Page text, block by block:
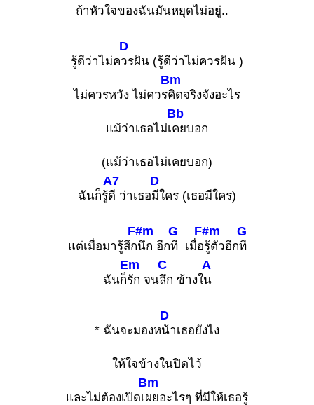
ถ้าหัวใจของฉันมันหยุดไม่อยู่..
รู้ดีว่าไม่ค
D
วรฝัน (รู้ดีว่าไม่ควรฝัน )
ไม่ควรหวัง ไม่ควร
Bm
คิดจริงจังอะไร
แม้ว่าเธอไม่เ
Bb
คยบอก
(แม้ว่าเธอไม่เคยบอก)
ฉันก็รู้
A7
ดี ว่าเธอ
D
มีใคร (เธอมีใคร)
แต่เมื่อมารู้สึก
F#m
นึก อีก
G
ที เมื่อ
F#m
รู้ตัวอีก
G
ที
ฉันก็
Em
รัก จน
C
ลึก ข้างใ
A
น
* ฉันจะมองห
D
น้าเธอยังไง
ให้ใจข้างในปิดไว้
และไม่ต้องเปิดเ
Bm
ผยอะไรๆ ที่มีให้เธอรู้